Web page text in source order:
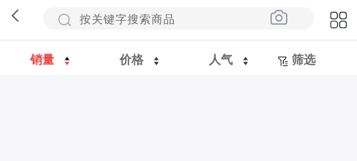
销量 价格 人气 筛选